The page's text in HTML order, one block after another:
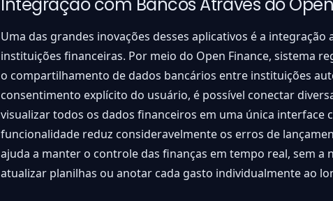
Uma das grandes inovações desses aplicativos é a integração
instituições financeiras. Por meio do Open Finance, sistema
o compartilhamento de dados bancários entre instituições
consentimento explícito do usuário, é possível conectar
visualizar todos os dados financeiros em uma única interface
funcionalidade reduz consideravelmente os erros de
ajuda a manter o controle das finanças em tempo real, sem a
atualizar planilhas ou anotar cada gasto individualmente ao